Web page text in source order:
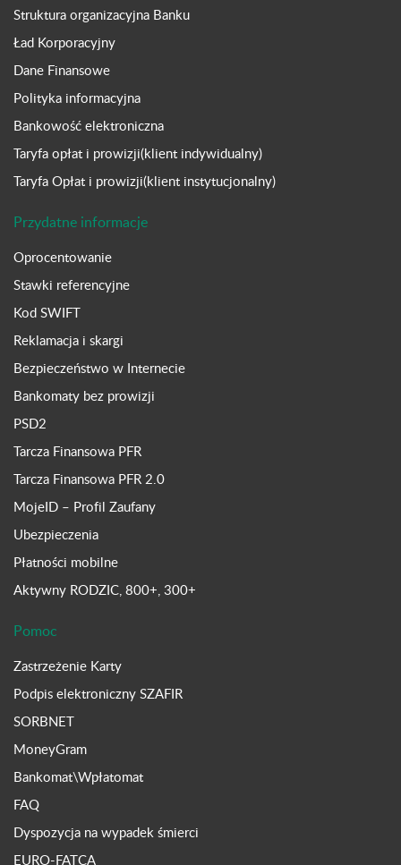
Struktura organizacyjna Banku
Ład Korporacyjny
Dane Finansowe
Polityka informacyjna
Bankowość elektroniczna
Taryfa opłat i prowizji(klient indywidualny)
Taryfa Opłat i prowizji(klient instytucjonalny)
Przydatne informacje
Oprocentowanie
Stawki referencyjne
Kod SWIFT
Reklamacja i skargi
Bezpieczeństwo w Internecie
Bankomaty bez prowizji
PSD2
Tarcza Finansowa PFR
Tarcza Finansowa PFR 2.0
MojeID – Profil Zaufany
Ubezpieczenia
Płatności mobilne
Aktywny RODZIC, 800+, 300+
Pomoc
Zastrzeżenie Karty
Podpis elektroniczny SZAFIR
SORBNET
MoneyGram
Bankomat\Wpłatomat
FAQ
Dyspozycja na wypadek śmierci
EURO-FATCA